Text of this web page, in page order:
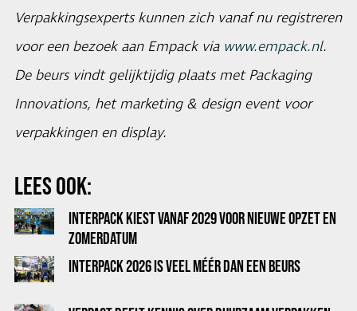
Verpakkingsexperts kunnen zich vanaf nu registreren
voor een bezoek aan Empack via www.empack.nl.
De beurs vindt gelijktijdig plaats met Packaging
Innovations, het marketing & design event voor
verpakkingen en display.
LEES OOK:
INTERPACK KIEST VANAF 2029 VOOR NIEUWE OPZET EN
ZOMERDATUM
INTERPACK 2026 IS VEEL MÉÉR DAN EEN BEURS